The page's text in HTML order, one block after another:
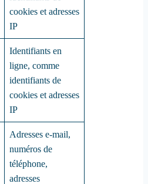
cookies et adresses
IP
Identifiants en
ligne, comme
identifiants de
cookies et adresses
IP
Adresses e-mail,
numéros de
téléphone,
adresses